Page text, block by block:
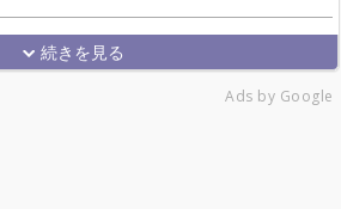
Ads by Google